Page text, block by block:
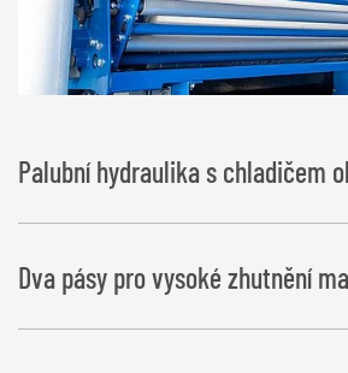
Palubní hydraulika s chladičem
Dva pásy pro vysoké zhutnění